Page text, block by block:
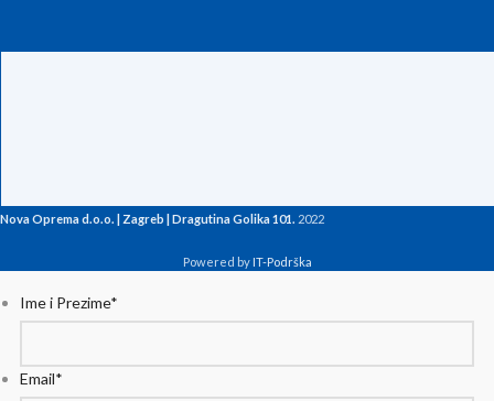
Nova Oprema d.o.o. | Zagreb | Dragutina Golika 101. 2022
Powered byIT-Podrška
Ime i Prezime*
Email*